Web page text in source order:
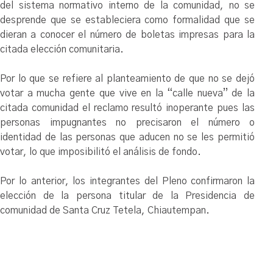
del sistema normativo interno de la comunidad, no se
desprende que se estableciera como formalidad que se
dieran a conocer el número de boletas impresas para la
citada elección comunitaria.
Por lo que se refiere al planteamiento de que no se dejó
votar a mucha gente que vive en la “calle nueva” de la
citada comunidad el reclamo resultó inoperante pues las
personas impugnantes no precisaron el número o
identidad de las personas que aducen no se les permitió
votar, lo que imposibilitó el análisis de fondo.
Por lo anterior, los integrantes del Pleno confirmaron la
elección de la persona titular de la Presidencia de
comunidad de Santa Cruz Tetela, Chiautempan.